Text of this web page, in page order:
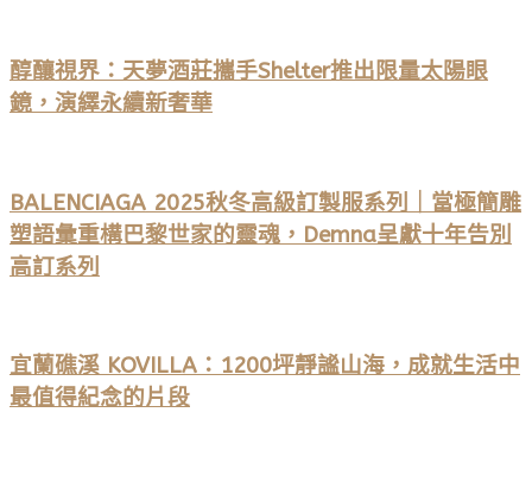
醇釀視界：天夢酒莊攜手Shelter推出限量太陽眼
鏡，演繹永續新奢華
BALENCIAGA 2025秋冬高級訂製服系列｜當極簡雕
塑語彙重構巴黎世家的靈魂，Demna呈獻十年告別
高訂系列
宜蘭礁溪 KOVILLA：1200坪靜謐山海，成就生活中
最值得紀念的片段